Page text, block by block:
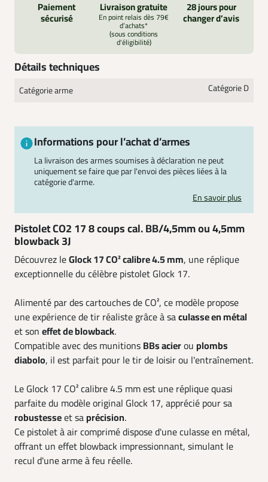
Paiement
sécurisé
Livraison gratuite
En point relais dès 79€
d’achats*
(sous conditions
d'éligibilité)
28 jours pour
changer d’avis
Détails techniques
Catégorie arme Catégorie D
Informations pour l’achat d’armes
La livraison des armes soumises à déclaration ne peut
uniquement se faire que par l'envoi des pièces liées à la
catégorie d'arme.
En savoir plus
Pistolet CO2 17 8 coups cal. BB/4,5mm ou 4,5mm
blowback 3J
Découvrez leGlock 17 CO² calibre 4.5 mm, une réplique
exceptionnelle du célèbre pistolet Glock 17.
Alimenté par des cartouches de CO², ce modèle propose
une expérience de tir réaliste grâce à saculasse en métal
et son effet de blowback.
Compatible avec des munitions BBs acierou plombs
diabolo, il est parfait pour le tir de loisir ou l'entraînement.
Le Glock 17 CO² calibre 4.5 mm est une réplique quasi
parfaite du modèle original Glock 17, apprécié pour sa
robustesseet saprécision.
Ce pistolet à air comprimé dispose d'une culasse en métal,
offrant un effet blowback impressionnant, simulant le
recul d'une arme à feu réelle.